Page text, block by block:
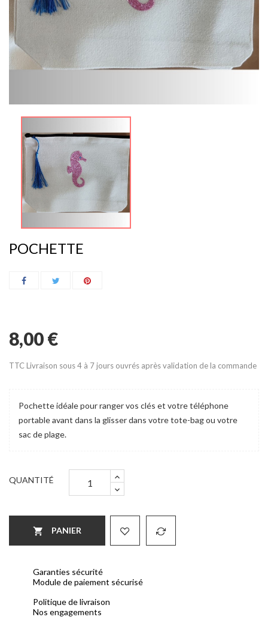
POCHETTE
8,00 €
TTC Livraison sous 4 à 7 jours ouvrés après validation de la commande
Pochette idéale pour ranger vos clés et votre téléphone
portable avant dans la glisser dans votre tote-bag ou votre
sac de plage.
QUANTITÉ
 PANIER
Garanties sécurité
Module de paiement sécurisé
Politique de livraison
Nos engagements